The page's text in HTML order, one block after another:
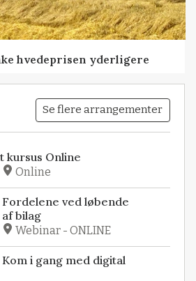
hvedeprisen yderligere
Se flere arrangementer
kursus Online
Online
ved løbende
bilag
Webinar - ONLINE
i gang med digital